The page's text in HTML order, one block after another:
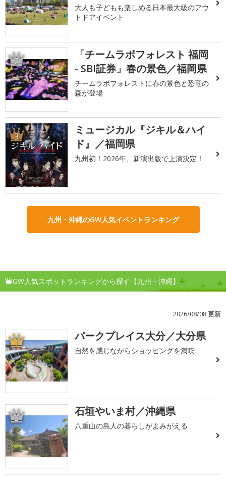
大人も子どもも楽しめる日本最大級のアウ
トドアイベント
2
「チームラボフォレスト 福岡
- SBI証券」春の景色／福岡県
チームラボフォレストに春の景色と恐竜の
森が登場
3
ミュージカル『ジキル＆ハイ
ド』／福岡県
九州初！2026年、新演出版で上演決定！
九州・沖縄のGW人気イベントランキング
GW人気スポットランキングから探す【九州・沖縄】
2026/08/08 更新
1 パークプレイス大分／大分県
自然を感じながらショッピングを満喫
2 石垣やいま村／沖縄県
八重山の島人の暮らしがよみがえる